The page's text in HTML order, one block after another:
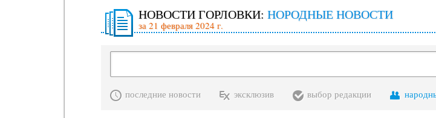
НОВОСТИ ГОРЛОВКИ: НОРОДНЫЕ НОВОСТИ
за 21 февраля 2024 г.
последние новости эксклюзив выбор редакции